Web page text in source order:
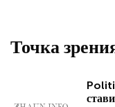
Точка